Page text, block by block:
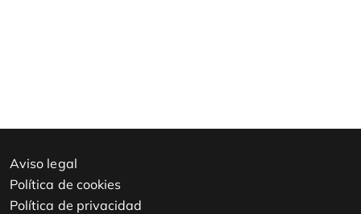
Aviso legal
Política de cookies
Política de privacidad